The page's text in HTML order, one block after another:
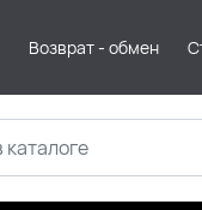
Возврат - обмен